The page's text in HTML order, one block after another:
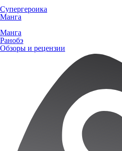
Супергероика
Манга
Манга
Ранобэ
Обзоры и рецензии